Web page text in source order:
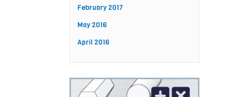
February 2017
May 2016
April 2016